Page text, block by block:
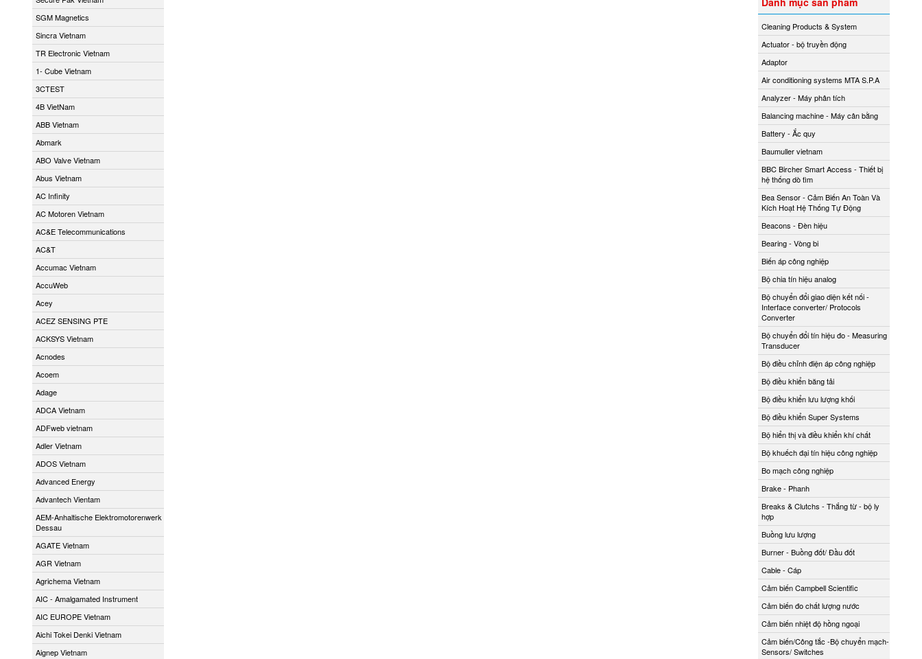
SGM Magnetics
Sincra Vietnam
TR Electronic Vietnam
1- Cube Vietnam
3CTEST
4B VietNam
ABB Vietnam
Abmark
ABO Valve Vietnam
Abus Vietnam
AC Infinity
AC Motoren Vietnam
AC&E Telecommunications
AC&T
Accumac Vietnam
AccuWeb
Acey
ACEZ SENSING PTE
ACKSYS Vietnam
Acnodes
Acoem
Adage
ADCA Vietnam
ADFweb vietnam
Adler Vietnam
ADOS Vietnam
Advanced Energy
Advantech Vientam
AEM-Anhaltische Elektromotorenwerk
Dessau
AGATE Vietnam
AGR Vietnam
Agrichema Vietnam
AIC - Amalgamated Instrument
AIC EUROPE Vietnam
Aichi Tokei Denki Vietnam
Aignep Vietnam
Cleaning Products & System
Actuator - bộ truyền động
Adaptor
Air conditioning systems MTA S.P.A
Analyzer - Máy phân tích
Balancing machine - Máy cân bằng
Battery - Ắc quy
Baumuller vietnam
BBC Bircher Smart Access - Thiết bị
hệ thống dò tìm
Bea Sensor - Cảm Biến An Toàn Và
Kích Hoạt Hệ Thống Tự Động
Beacons - Đèn hiệu
Bearing - Vòng bi
Biến áp công nghiệp
Bộ chia tín hiệu analog
Bộ chuyển đổi giao diện kết nối -
Interface converter/ Protocols
Converter
Bộ chuyển đổi tín hiệu đo - Measuring
Transducer
Bộ điều chỉnh điện áp công nghiệp
Bộ điều khiển băng tải
Bộ điều khiển lưu lượng khối
Bộ điều khiển Super Systems
Bộ hiển thị và điều khiển khí chất
Bộ khuếch đại tín hiệu công nghiệp
Bo mạch công nghiệp
Brake - Phanh
Breaks & Clutchs - Thắng từ - bộ ly
hợp
Buồng lưu lượng
Burner - Buồng đốt/ Đầu đốt
Cable - Cáp
Cảm biến Campbell Scientific
Cảm biến đo chất lượng nước
Cảm biến nhiệt độ hồng ngoại
Cảm biến/Công tắc -Bộ chuyển mạch-
Sensors/ Switches